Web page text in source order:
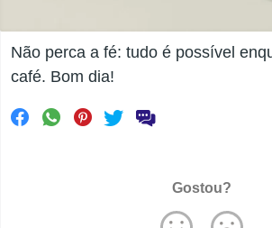
Não perca a fé: tudo é possível
café. Bom dia!
Gostou?